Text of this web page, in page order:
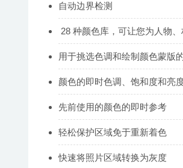
自动边界检测
28 种颜色库，可让您为人物
用于挑选色调和绘制颜色蒙版
颜色的即时色调、饱和度和亮
先前使用的颜色的即时参考
轻松保护区域免于重新着色
快速将照片区域转换为灰度